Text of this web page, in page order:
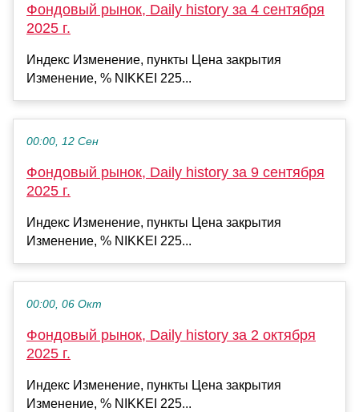
Фондовый рынок, Daily history за 4 сентября
2025 г.
Индекс Изменение, пункты Цена закрытия
Изменение, % NIKKEI 225...
00:00, 12 Сен
Фондовый рынок, Daily history за 9 сентября
2025 г.
Индекс Изменение, пункты Цена закрытия
Изменение, % NIKKEI 225...
00:00, 06 Окт
Фондовый рынок, Daily history за 2 октября
2025 г.
Индекс Изменение, пункты Цена закрытия
Изменение, % NIKKEI 225...